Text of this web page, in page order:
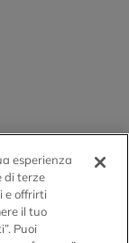
esperienza
di terze
e offrirti
il tuo
Puoi